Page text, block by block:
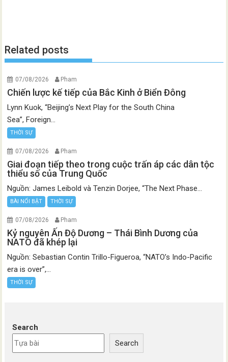
Related posts
07/08/2026 Pham
Chiến lược kế tiếp của Bắc Kinh ở Biển Đông
Lynn Kuok, “Beijing’s Next Play for the South China
Sea”, Foreign...
THỜI SỰ
07/08/2026 Pham
Giai đoạn tiếp theo trong cuộc trấn áp các dân tộc
thiểu số của Trung Quốc
Nguồn: James Leibold và Tenzin Dorjee, “The Next Phase...
BÀI NỔI BẬT THỜI SỰ
07/08/2026 Pham
Kỷ nguyên Ấn Độ Dương – Thái Bình Dương của
NATO đã khép lại
Nguồn: Sebastian Contin Trillo-Figueroa, “NATO’s Indo-Pacific
era is over”,...
THỜI SỰ
Search
Search